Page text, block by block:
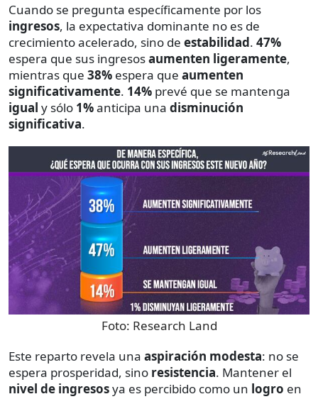
Cuando se pregunta específicamente por los
ingresos, la expectativa dominante no es de
crecimiento acelerado, sino de estabilidad. 47%
espera que sus ingresosaumenten ligeramente,
mientras que 38% espera que aumenten
significativamente. 14% prevé que se mantenga
igual y sólo 1%anticipa una disminución
significativa.
Foto: Research Land
Este reparto revela una aspiración modesta: no se
espera prosperidad, sino resistencia. Mantener el
nivel de ingresosya es percibido como un logro en